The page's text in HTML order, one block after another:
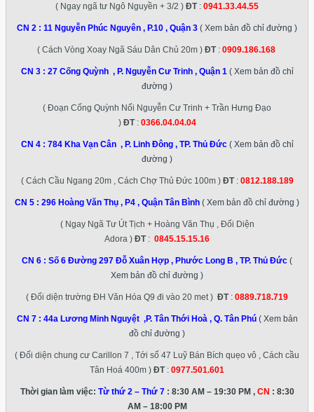
( Ngay ngã tư Ngô Nguyền + 3/2 ) ĐT: 0941.33.44.55
CN 2 : 11 Nguyễn Phúc Nguyên , P.10 , Quận 3 ( Xem bản đồ chỉ đường )
( Cách Vòng Xoay Ngã Sáu Dân Chủ 20m ) ĐT: 0909.186.168
CN 3 : 27 Cống Quỳnh , P. Nguyễn Cư Trinh , Quận 1 ( Xem bản đồ chỉ
đường )
( Đoạn Cống Quỳnh Nối Nguyễn Cư Trinh + Trần Hưng Đạo
) ĐT: 0366.04.04.04
CN 4 : 784 Kha Vạn Cân , P. Linh Đông , TP. Thủ Đức( Xem bản đồ chỉ
đường )
( Cách Cầu Ngang 20m , Cách Chợ Thủ Đức 100m ) ĐT: 0812.188.189
CN 5 : 296 Hoàng Văn Thụ , P4 , Quận Tân Bình ( Xem bản đồ chỉ đường )
( Ngay Ngã Tư Út Tịch + Hoàng Văn Thụ , Đối Diện
Adora ) ĐT: 0845.15.15.16
CN 6 : Số 6 Đường 297 Đỗ Xuân Hợp , Phước Long B , TP. Thủ Đức (
Xem bản đồ chỉ đường )
( Đối diện trường ĐH Văn Hóa Q9 đi vào 20 met ) ĐT: 0889.718.719
CN 7 : 44a Lương Minh Nguyệt ,P. Tân Thới Hoà , Q. Tân Phú ( Xem bản
đồ chỉ đường )
( Đối diện chung cư Carillon 7 , Tới số 47 Luỹ Bán Bích quẹo vô , Cách cầu
Tân Hoá 400m ) ĐT: 0977.501.601
Thời gian làm việc: Từ thứ 2 – Thứ 7: 8:30 AM – 19:30 PM , CN : 8:30
AM – 18:00 PM